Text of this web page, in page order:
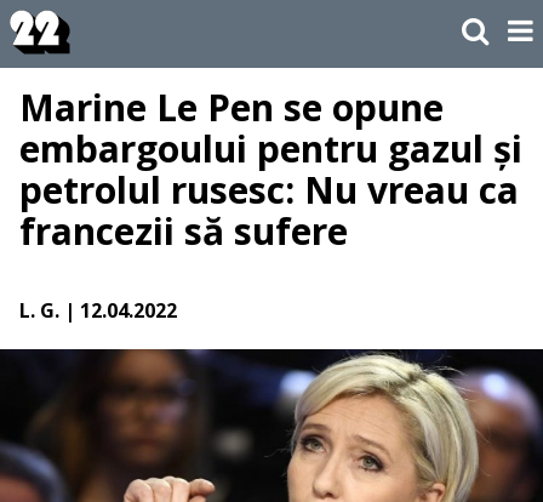
Marine Le Pen se opune
embargoului pentru gazul și
petrolul rusesc: Nu vreau ca
francezii să sufere
L. G. | 12.04.2022